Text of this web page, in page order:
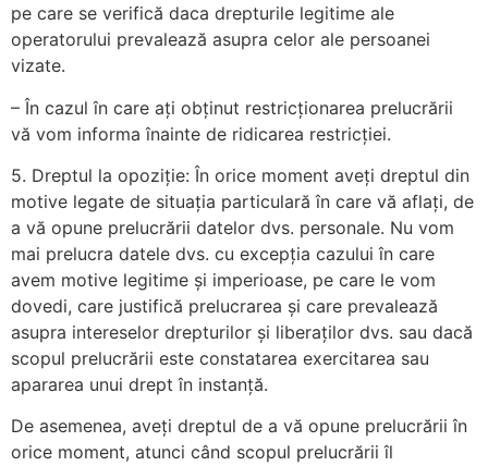
pe care se verifică daca drepturile legitime ale
operatorului prevalează asupra celor ale persoanei
vizate.
– În cazul în care ați obținut restricționarea prelucrării
vă vom informa înainte de ridicarea restricției.
5. Dreptul la opoziție: În orice moment aveți dreptul din
motive legate de situația particulară în care vă aflați, de
a vă opune prelucrării datelor dvs. personale. Nu vom
mai prelucra datele dvs. cu excepția cazului în care
avem motive legitime și imperioase, pe care le vom
dovedi, care justifică prelucrarea și care prevalează
asupra intereselor drepturilor și liberaților dvs. sau dacă
scopul prelucrării este constatarea exercitarea sau
apararea unui drept în instanță.
De asemenea, aveți dreptul de a vă opune prelucrării în
orice moment, atunci când scopul prelucrării îl